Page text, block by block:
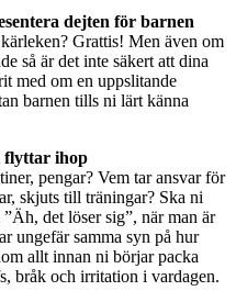
dejten för barnen
Grattis! Men även om
så är det inte säkert att dina
med om en uppslitande
barnen tills ni lärt känna
flyttar ihop
pengar? Vem tar ansvar för
skjuts till träningar? Ska ni
det löser sig”, när man är
ungefär samma syn på hur
allt innan ni börjar packa
bråk och irritation i vardagen.